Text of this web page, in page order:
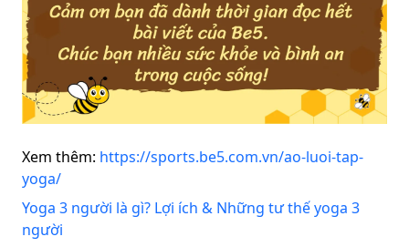
Xem thêm: https://sports.be5.com.vn/ao-luoi-tap-
yoga/
Yoga 3 người là gì? Lợi ích & Những tư thế yoga 3
người